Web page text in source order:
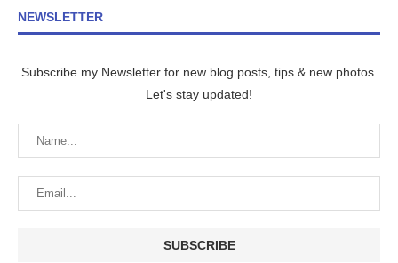
NEWSLETTER
Subscribe my Newsletter for new blog posts, tips & new photos.
Let's stay updated!